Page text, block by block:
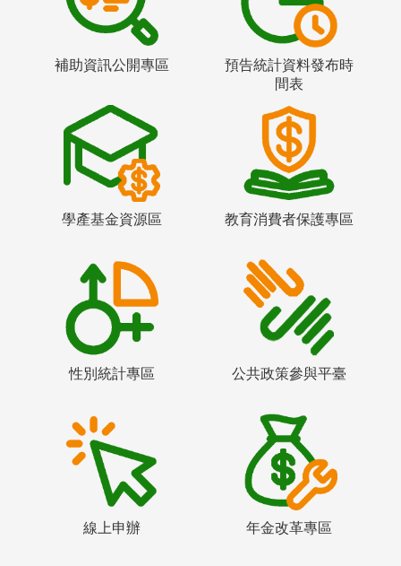
補助資訊公開專區
預告統計資料發布時
間表
學產基金資源區 教育消費者保護專區
性別統計專區 公共政策參與平臺
線上申辦 年金改革專區